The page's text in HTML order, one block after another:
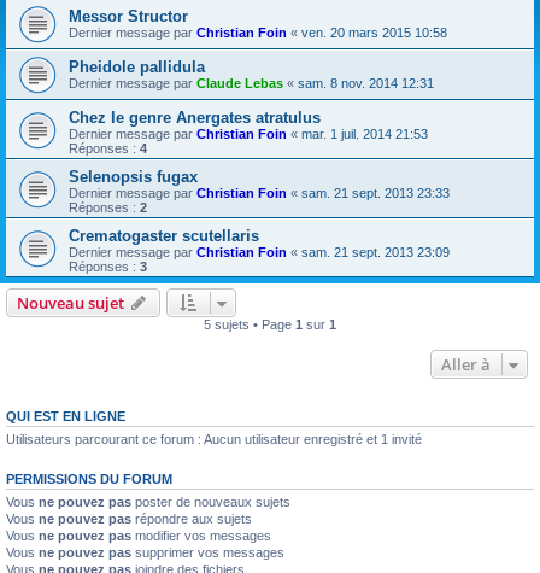
Messor Structor
Dernier message par Christian Foin « ven. 20 mars 2015 10:58
Pheidole pallidula
Dernier message par Claude Lebas « sam. 8 nov. 2014 12:31
Chez le genre Anergates atratulus
Dernier message par Christian Foin « mar. 1 juil. 2014 21:53
Réponses : 4
Selenopsis fugax
Dernier message par Christian Foin « sam. 21 sept. 2013 23:33
Réponses : 2
Crematogaster scutellaris
Dernier message par Christian Foin « sam. 21 sept. 2013 23:09
Réponses : 3
Nouveau sujet
5 sujets • Page 1 sur 1
Aller à
QUI EST EN LIGNE
Utilisateurs parcourant ce forum : Aucun utilisateur enregistré et 1 invité
PERMISSIONS DU FORUM
Vous ne pouvez pas poster de nouveaux sujets
Vous ne pouvez pas répondre aux sujets
Vous ne pouvez pas modifier vos messages
Vous ne pouvez pas supprimer vos messages
Vous ne pouvez pas joindre des fichiers